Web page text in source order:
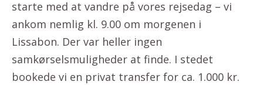
starte med at vandre på vores rejsedag – vi
ankom nemlig kl. 9.00 om morgenen i
Lissabon. Der var heller ingen
samkørselsmuligheder at finde. I stedet
bookede vi en privat transfer for ca. 1.000 kr.